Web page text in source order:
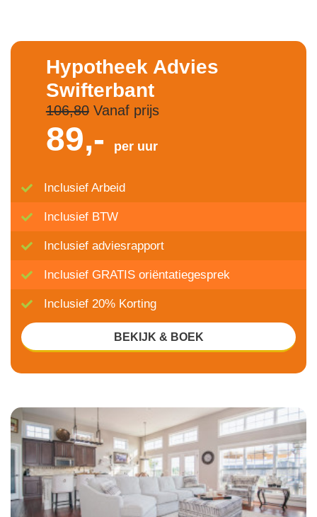
Hypotheek Advies
Swifterbant
106,80Vanaf prijs
89,- per uur
Inclusief Arbeid
Inclusief BTW
Inclusief adviesrapport
Inclusief GRATIS oriëntatiegesprek
Inclusief 20% Korting
BEKIJK & BOEK